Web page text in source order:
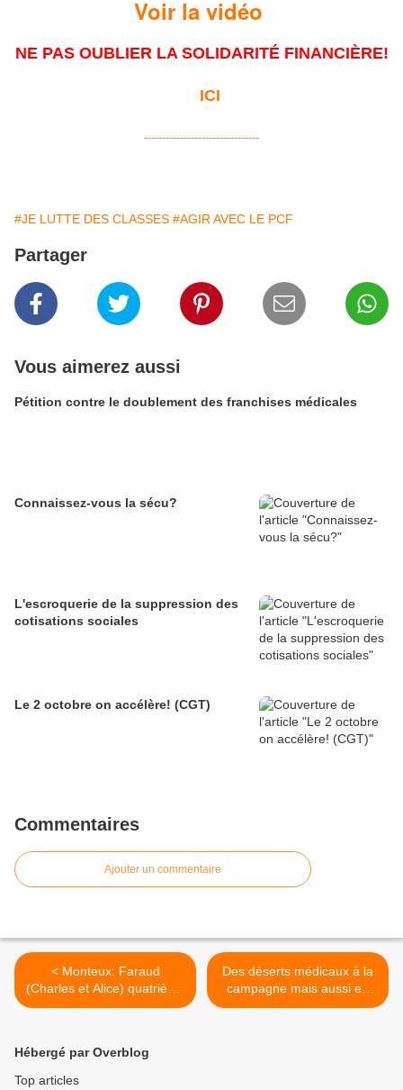
Voir la vidéo
NE PAS OUBLIER LA SOLIDARITÉ FINANCIÈRE!
ICI
--------------------------------
#JE LUTTE DES CLASSES #AGIR AVEC LE PCF
Partager
Vous aimerez aussi
Pétition contre le doublement des franchises médicales
Connaissez-vous la sécu?
L'escroquerie de la suppression des
cotisations sociales
Le 2 octobre on accélère! (CGT)
Commentaires
Ajouter un commentaire
< Monteux: Faraud
(Charles et Alice) quatrième
jour de grève
Des déserts médicaux à la
campagne mais aussi en
ville. >
Hébergé par Overblog
Top articles